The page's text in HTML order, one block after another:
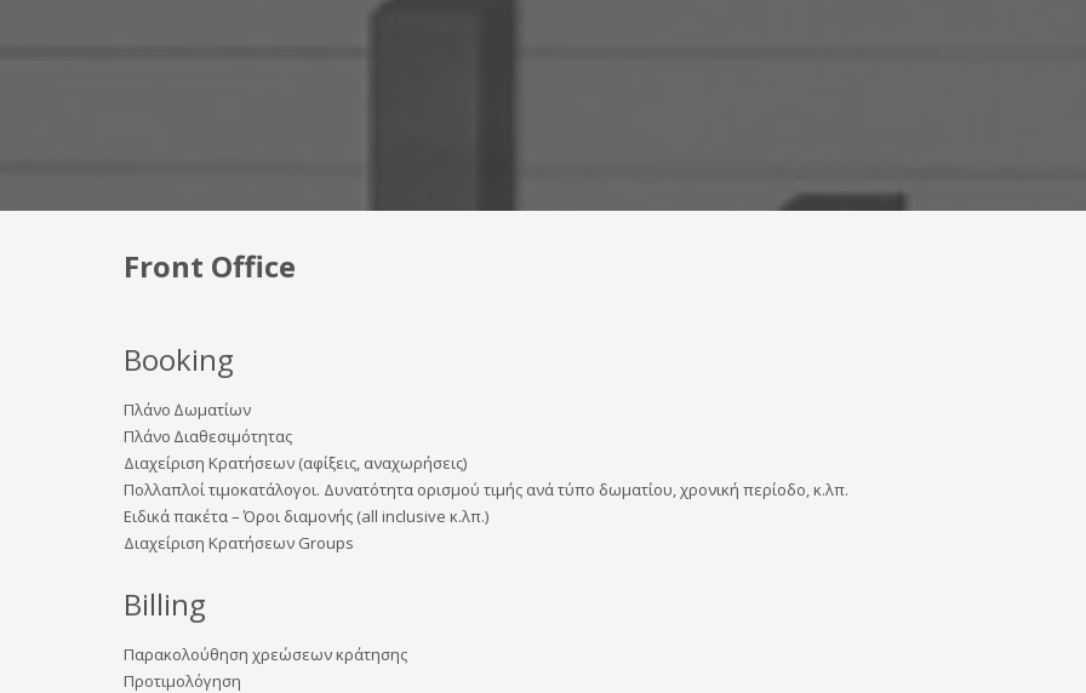
Front Office
Booking
Πλάνο ∆ωµατίων
Πλάνο ∆ιαθεσιµότητας
Διαχείριση Κρατήσεων (αφίξεις, αναχωρήσεις)
Πολλαπλοί τιμοκατάλογοι. Δυνατότητα ορισμού τιμής ανά τύπο δωματίου, χρονική περίοδο,κ.λπ.
Ειδικά πακέτα – Όροι διαμονής (all inclusive κ.λπ.)
Διαχείριση Κρατήσεων Groups
Billing
​Παρακολούθηση χρεώσεων κράτησης
Προτιµολόγηση